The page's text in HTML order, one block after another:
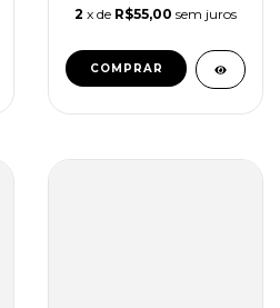
2 x de R$55,00 sem juros
COMPRAR